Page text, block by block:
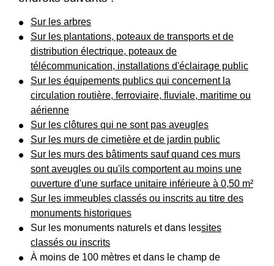
Sur les arbres
Sur les plantations, poteaux de transports et de
distribution électrique, poteaux de
télécommunication, installations d'éclairage public
Sur les équipements publics qui concernent la
circulation routière, ferroviaire, fluviale, maritime ou
aérienne
Sur les clôtures qui ne sont pas aveugles
Sur les murs de cimetière et de jardin public
Sur les murs des bâtiments sauf quand ces murs
sont aveugles ou qu'ils comportent au moins une
ouverture d'une surface unitaire inférieure à 0,50 m²
Sur les immeubles classés ou inscrits au titre des
monuments historiques
Sur les monuments naturels et dans lessites
classés ou inscrits
À moins de 100 mètres et dans le champ de